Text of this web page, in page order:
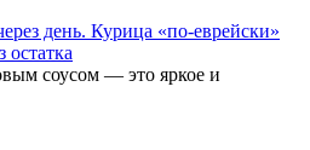
день. Курица «по-еврейски»
остатка
соусом — это яркое и